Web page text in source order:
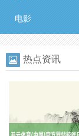
电影
热点资讯